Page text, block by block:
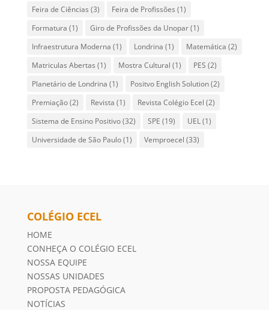
Feira de Ciências (3) Feira de Profissões (1)
Formatura (1) Giro de Profissões da Unopar(1)
Infraestrutura Moderna (1) Londrina (1) Matemática (2)
Matriculas Abertas (1) Mostra Cultural (1) PES (2)
Planetário de Londrina (1) Positvo English Solution(2)
Premiação(2) Revista (1) Revista Colégio Ecel (2)
Sistema de Ensino Positivo(32) SPE (19) UEL(1)
Universidade de São Paulo(1) Vemproecel (33)
COLÉGIO ECEL
HOME
CONHEÇA O COLÉGIO ECEL
NOSSA EQUIPE
NOSSAS UNIDADES
PROPOSTA PEDAGÓGICA
NOTÍCIAS